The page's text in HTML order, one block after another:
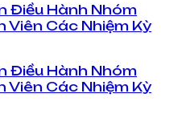
Điều Hành Nhóm
Viên Các Nhiệm Kỳ
Điều Hành Nhóm
Viên Các Nhiệm Kỳ